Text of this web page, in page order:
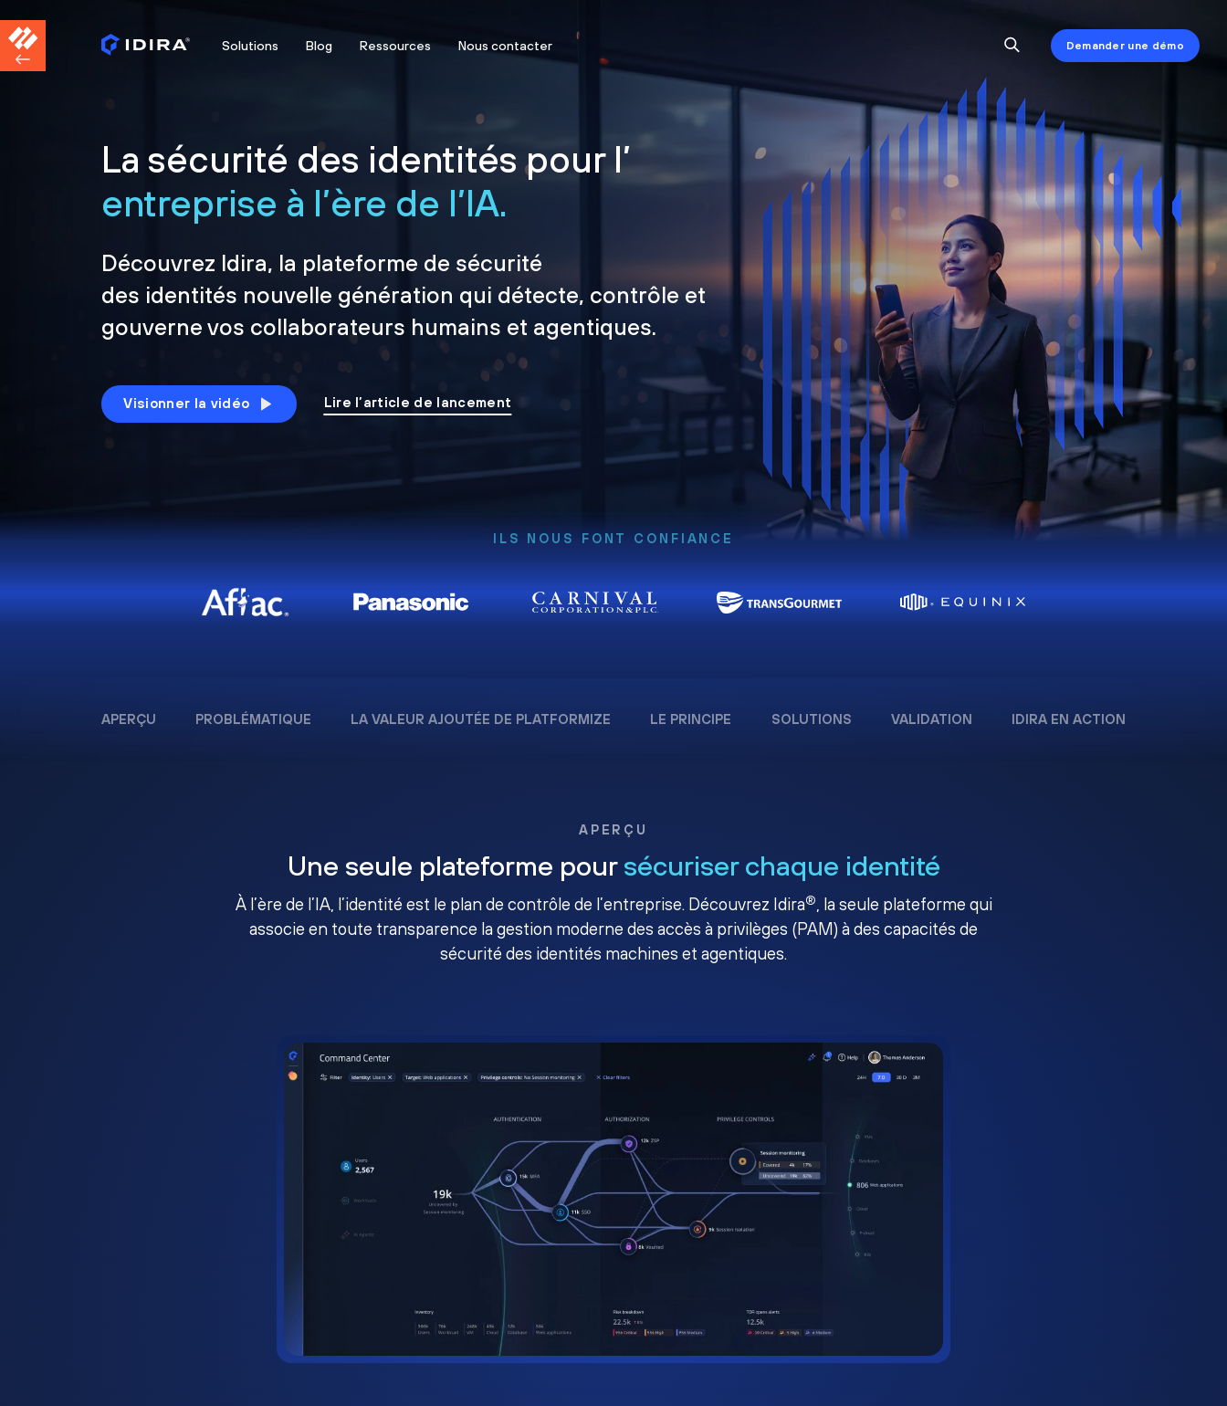
Solutions Blog Ressources Nous contacter Demander une démo
La sécurité des identités pour l’
entreprise à l’ère de l’IA.
Découvrez Idira, la plateforme de sécurité
des identités nouvelle génération qui détecte, contrôle et
gouverne vos collaborateurs humains et agentiques.
Visionner la vidéo Lire l’article de lancement
ILS NOUS FONT CONFIANCE
APERÇU PROBLÉMATIQUE LA VALEUR AJOUTÉE DE PLATFORMIZE LE PRINCIPE SOLUTIONS VALIDATION IDIRA EN ACTION
APERÇU
Une seule plateforme pour sécuriser chaque identité
À l’ère de l’IA, l’identité est le plan de contrôle de l’entreprise. Découvrez Idira®, la seule plateforme qui
associe en toute transparence la gestion moderne des accès à privilèges (PAM) à des capacités de
sécurité des identités machines et agentiques.